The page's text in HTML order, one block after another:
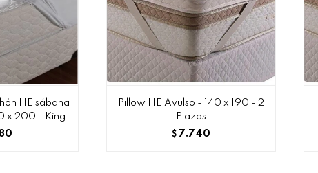
HE sábana
x 200 - King
Pillow HE Avulso - 140 x 190 - 2
Plazas
$ 7.740